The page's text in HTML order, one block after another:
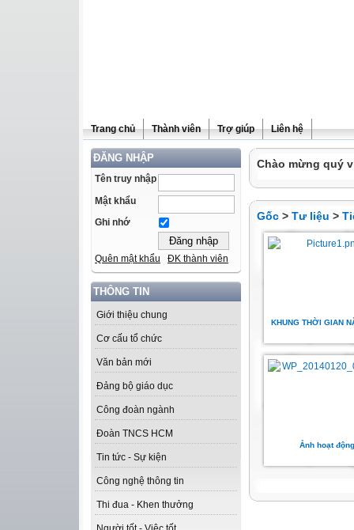
Trang chủ Thành viên Trợ giúp Liên hệ
ĐĂNG NHẬP
Tên truy nhập
Mật khẩu
Ghi nhớ
Quên mật khẩu ĐK thành viên
THÔNG TIN
Giới thiệu chung
Cơ cấu tổ chức
Văn bản mới
Đảng bộ giáo dục
Công đoàn ngành
Đoàn TNCS HCM
Tin tức - Sự kiện
Công nghệ thông tin
Thi đua - Khen thưởng
Chào mừng quý
Gốc > Tư liệu >
KHUNG THỜI GIAN
Ảnh hoạt động